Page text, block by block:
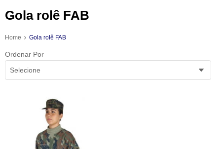
Gola rolê FAB
Home Gola rolê FAB
Ordenar Por
Selecione